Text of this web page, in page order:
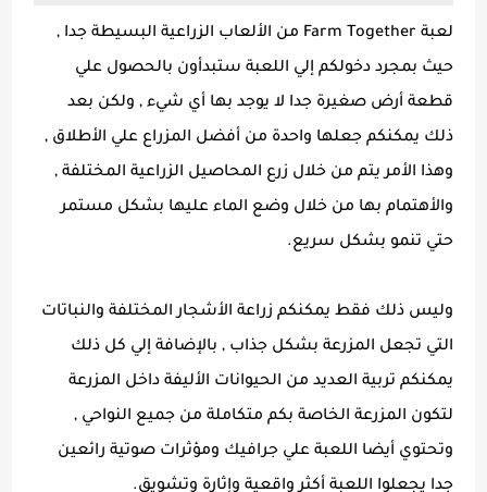
لعبة Farm Together من الألعاب الزراعية البسيطة جدا ,
حيث بمجرد دخولكم إلي اللعبة ستبدأون بالحصول علي
قطعة أرض صغيرة جدا لا يوجد بها أي شيء , ولكن بعد
ذلك يمكنكم جعلها واحدة من أفضل المزراع علي الأطلاق ,
وهذا الأمر يتم من خلال زرع المحاصيل الزراعية المختلفة ,
والأهتمام بها من خلال وضع الماء عليها بشكل مستمر
حتي تنمو بشكل سريع.
وليس ذلك فقط يمكنكم زراعة الأشجار المختلفة والنباتات
التي تجعل المزرعة بشكل جذاب , بالإضافة إلي كل ذلك
يمكنكم تربية العديد من الحيوانات الأليفة داخل المزرعة
لتكون المزرعة الخاصة بكم متكاملة من جميع النواحي ,
وتحتوي أيضا اللعبة علي جرافيك ومؤثرات صوتية رائعين
جدا يجعلوا اللعبة أكثر واقعية وإثارة وتشويق.